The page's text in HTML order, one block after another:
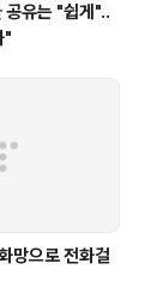
공유는 "쉽게"..
"
망으로 전화걸